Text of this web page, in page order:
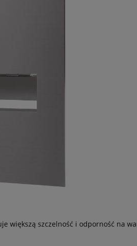
większą szczelność i odporność na